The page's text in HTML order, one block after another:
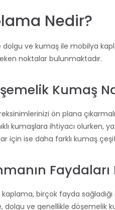
Nedir?
ve kumaş ile mobilya
noktalar bulunmaktadır.
Kumaş
ön plana
kumaşlara ihtiyacı olurken,
için ise daha farklı kumaş
Faydaları
birçok fayda
dolgu ve genellikle döşemelik